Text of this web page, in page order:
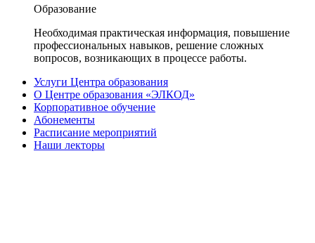
Образование
Необходимая практическая информация, повышение
профессиональных навыков, решение сложных
вопросов, возникающих в процессе работы.
Услуги Центра образования
О Центре образования «ЭЛКОД»
Корпоративное обучение
Абонементы
Расписание мероприятий
Наши лекторы